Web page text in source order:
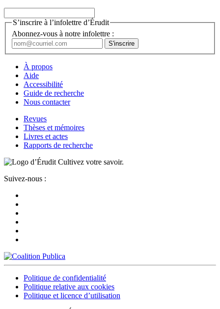
S’inscrire à l’infolettre d’Érudit
Abonnez-vous à notre infolettre :
À propos
Aide
Accessibilité
Guide de recherche
Nous contacter
Revues
Thèses et mémoires
Livres et actes
Rapports de recherche
Cultivez votre savoir.
Suivez-nous :
Politique de confidentialité
Politique relative aux cookies
Politique et licence d’utilisation